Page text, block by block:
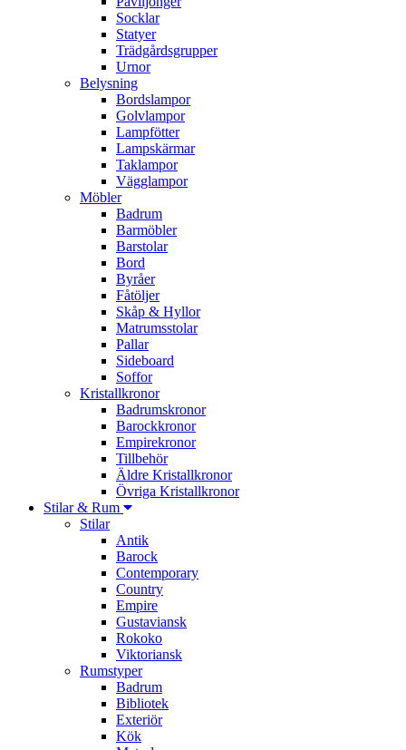
Socklar
Statyer
Trädgårdsgrupper
Urnor
Belysning
Bordslampor
Golvlampor
Lampfötter
Lampskärmar
Taklampor
Vägglampor
Möbler
Badrum
Barmöbler
Barstolar
Bord
Byråer
Fåtöljer
Skåp & Hyllor
Matrumsstolar
Pallar
Sideboard
Soffor
Kristallkronor
Badrumskronor
Barockkronor
Empirekronor
Tillbehör
Äldre Kristallkronor
Övriga Kristallkronor
Stilar & Rum
Stilar
Antik
Barock
Contemporary
Country
Empire
Gustaviansk
Rokoko
Viktoriansk
Rumstyper
Badrum
Bibliotek
Exteriör
Kök